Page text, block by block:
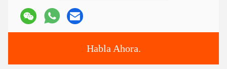
Habla Ahora.